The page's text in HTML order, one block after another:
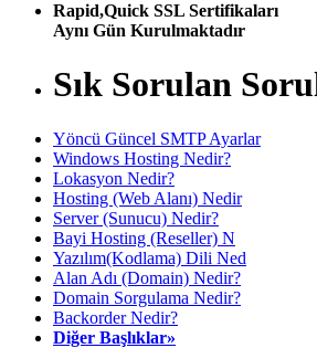
Rapid,Quick SSL Sertifikaları
Aynı Gün Kurulmaktadır
Sık Sorulan
Yöncü Güncel SMTP Ayarlar
Windows Hosting Nedir?
Lokasyon Nedir?
Hosting (Web Alanı) Nedir
Server (Sunucu) Nedir?
Bayi Hosting (Reseller) N
Yazılım(Kodlama) Dili Ned
Alan Adı (Domain) Nedir?
Domain Sorgulama Nedir?
Backorder Nedir?
Diğer Başlıklar»